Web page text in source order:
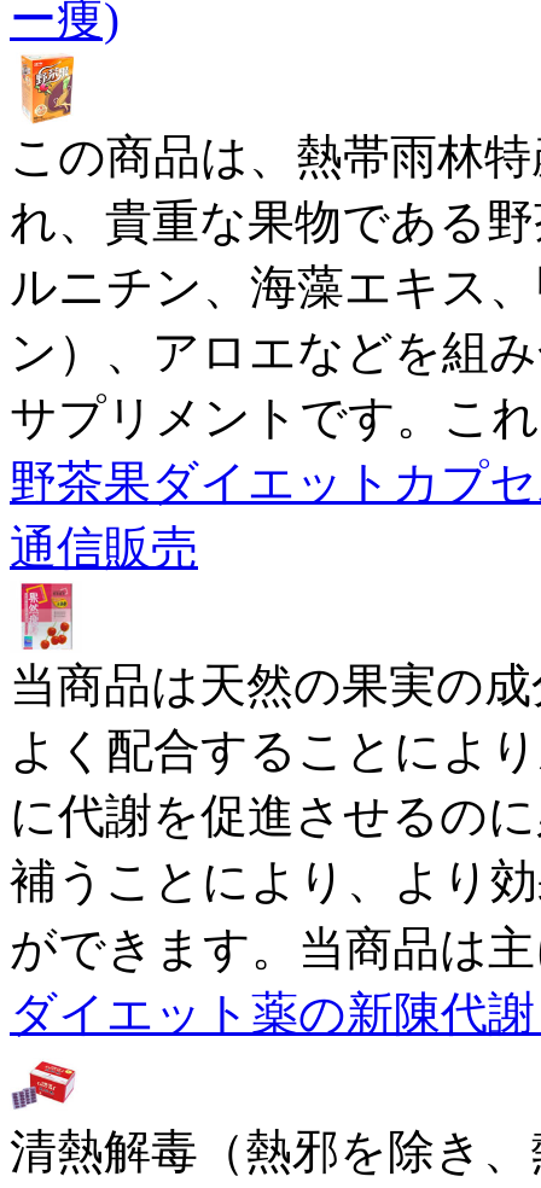
ー痩)
この商品は、熱帯雨林
れ、貴重な果物である
ルニチン、海藻エキス
ン）、アロエなどを組
サプリメントです。こ
野茶果ダイエットカプ
通信販売
当商品は天然の果実の
よく配合することによ
に代謝を促進させるの
補うことにより、より
ができます。当商品は
ダイエット薬の新陳代
清熱解毒（熱邪を除き